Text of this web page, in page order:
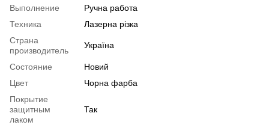
Выполнение
Ручна работа
Техника
Лазерна різка
Страна
производитель
Україна
Состояние
Новий
Цвет
Чорна фарба
Покрытие
защитным
лаком
Так